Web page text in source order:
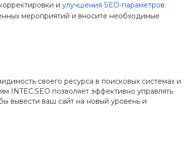
и улучшения SEO-параметров.
мероприятий и вносите необходимые
своего ресурса в поисковых системах и
INTEC.SEO позволяет эффективно управлять
вывести ваш сайт на новый уровень и